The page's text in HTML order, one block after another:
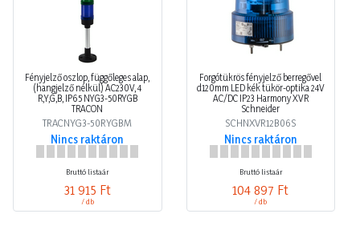
Fényjelző oszlop, függőleges alap,
(hangjelző nélkül) AC230V, 4
R,Y,G,B, IP65 NYG3-50RYGB
TRACON
TRACNYG3-50RYGBM
Nincs raktáron
Bruttó listaár
31 915 Ft
/ db
Forgótükrös fényjelző berregővel
d120mm LED kék tükör-optika 24V
AC/DC IP23 Harmony XVR
Schneider
SCHNXVR12B06S
Nincs raktáron
Bruttó listaár
104 897 Ft
/ db